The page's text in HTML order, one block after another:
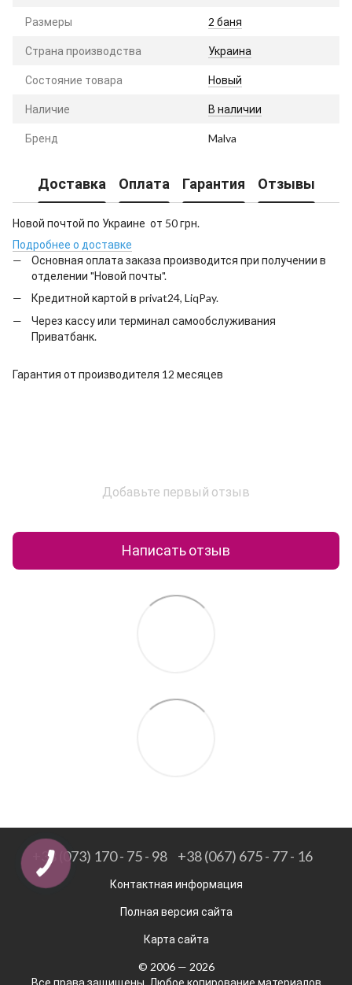
Размеры 2 баня
Страна производства Украина
Состояние товара Новый
Наличие В наличии
Бренд Malva
Доставка Оплата Гарантия Отзывы
Новой почтой по Украине от 50 грн.
Подробнее о доставке
Основная оплата заказа производится при получении в
отделении "Новой почты".
Кредитной картой в privat24, LiqPay.
Через кассу или терминал самообслуживания
Приватбанк.
Гарантия от производителя 12 месяцев
Добавьте первый отзыв
Написать отзыв
+38 (073) 170 - 75 - 98 +38 (067) 675 - 77 - 16
Контактная информация
Полная версия сайта
Карта сайта
© 2006 — 2026
Все права защищены. Любое копирование материалов